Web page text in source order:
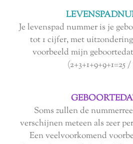
Je levenspad nummer is je
tot 1 cijfer, met
voorbeeld mijn
(2+3+1+9+9+1=25
Soms zullen de
verschijnen meteen als zeer
Een veelvoorkomend